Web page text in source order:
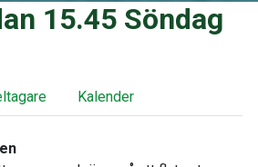
15.45 Söndag
Kalender